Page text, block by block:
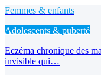
Femmes & enfants
Adolescents & puberté
Eczéma chronique des
invisible qui…